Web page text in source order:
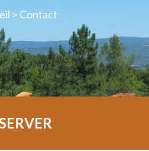
> Contact